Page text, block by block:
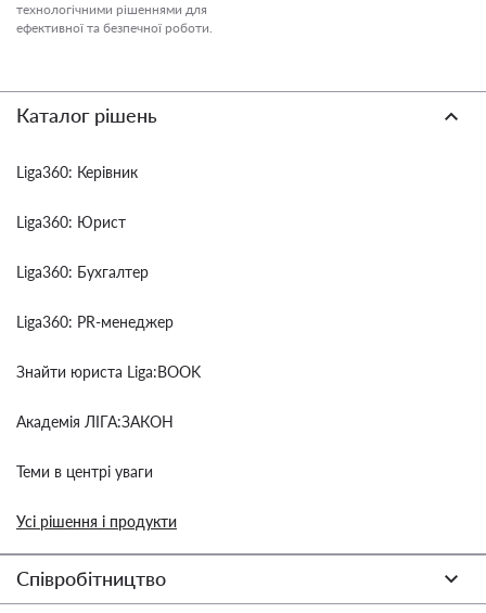
технологічними рішеннями для
ефективної та безпечної роботи.
Каталог рішень
Liga360: Керівник
Liga360: Юрист
Liga360: Бухгалтер
Liga360: PR-менеджер
Знайти юриста Liga:BOOK
Академія ЛІГА:ЗАКОН
Теми в центрі уваги
Усі рішення і продукти
Співробітництво